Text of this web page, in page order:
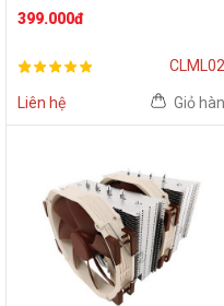
399.000đ
Liên hệ Giỏ